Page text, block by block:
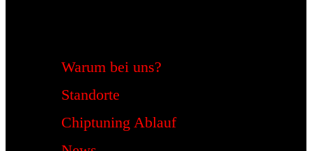
Warum bei uns?
Standorte
Chiptuning Ablauf